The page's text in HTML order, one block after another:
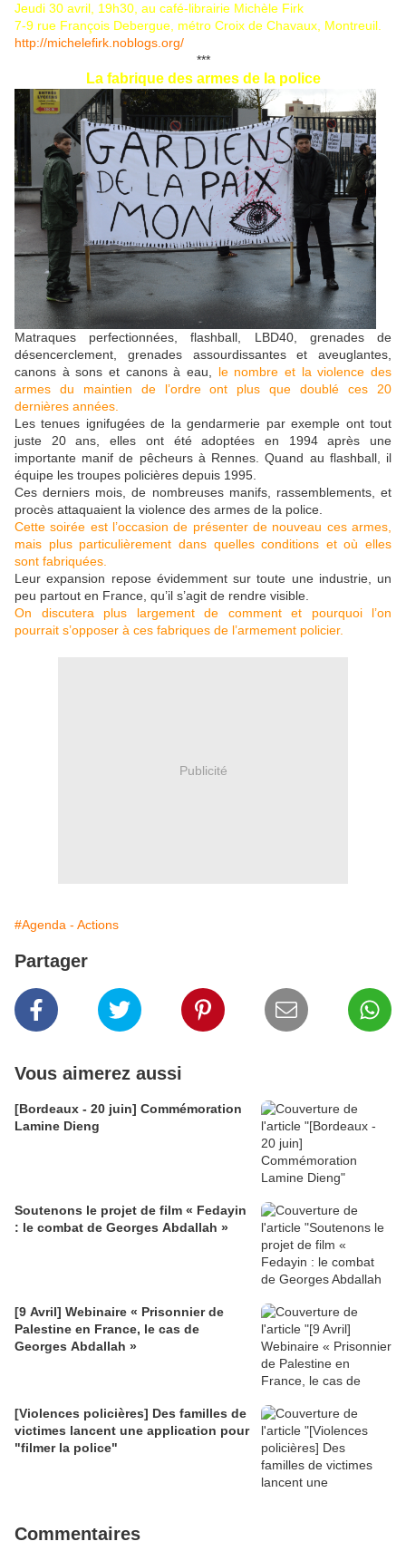
Jeudi 30 avril, 19h30, au café-librairie Michèle Firk
7-9 rue François Debergue, métro Croix de Chavaux, Montreuil.
http://michelefirk.noblogs.org/
***
La fabrique des armes de la police
Matraques perfectionnées, flashball, LBD40, grenades de
désencerclement, grenades assourdissantes et aveuglantes,
canons à sons et canons à eau, le nombre et la violence des
armes du maintien de l’ordre ont plus que doublé ces 20
dernières années.
Les tenues ignifugées de la gendarmerie par exemple ont tout
juste 20 ans, elles ont été adoptées en 1994 après une
importante manif de pêcheurs à Rennes. Quand au flashball, il
équipe les troupes policières depuis 1995.
Ces derniers mois, de nombreuses manifs, rassemblements, et
procès attaquaient la violence des armes de la police.
Cette soirée est l’occasion de présenter de nouveau ces armes,
mais plus particulièrement dans quelles conditions et où elles
sont fabriquées.
Leur expansion repose évidemment sur toute une industrie, un
peu partout en France, qu’il s’agit de rendre visible.
On discutera plus largement de comment et pourquoi l’on
pourrait s’opposer à ces fabriques de l’armement policier.
Publicité
#Agenda - Actions
Partager
Vous aimerez aussi
[Bordeaux - 20 juin] Commémoration
Lamine Dieng
Soutenons le projet de film « Fedayin
: le combat de Georges Abdallah »
[9 Avril] Webinaire « Prisonnier de
Palestine en France, le cas de
Georges Abdallah »
[Violences policières] Des familles de
victimes lancent une application pour
"filmer la police"
Commentaires